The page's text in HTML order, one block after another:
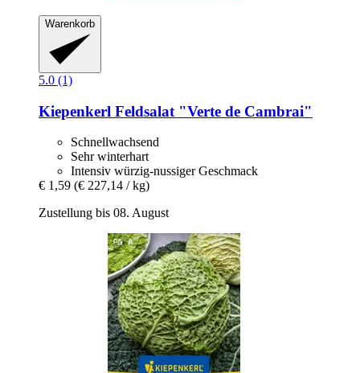
Warenkorb
5.0 (1)
Kiepenkerl Feldsalat "Verte de Cambrai"
Schnellwachsend
Sehr winterhart
Intensiv würzig-nussiger Geschmack
€ 1,59 (€ 227,14 / kg)
Zustellung bis 08. August